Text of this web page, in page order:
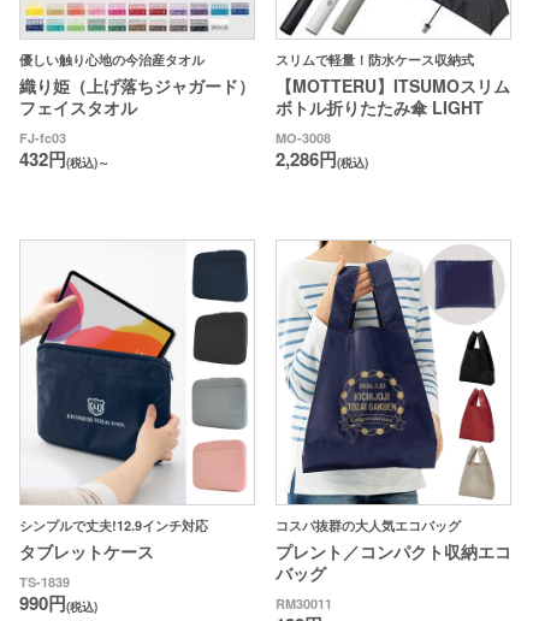
優しい触り心地の今治産タオル
織り姫（上げ落ちジャガード）
フェイスタオル
FJ-fc03
432円(税込)～
スリムで軽量！防水ケース収納式
【MOTTERU】ITSUMOスリム
ボトル折りたたみ傘 LIGHT
MO-3008
2,286円(税込)
シンプルで丈夫!12.9インチ対応
タブレットケース
TS-1839
990円(税込)
コスパ抜群の大人気エコバッグ
プレント／コンパクト収納エコ
バッグ
RM30011